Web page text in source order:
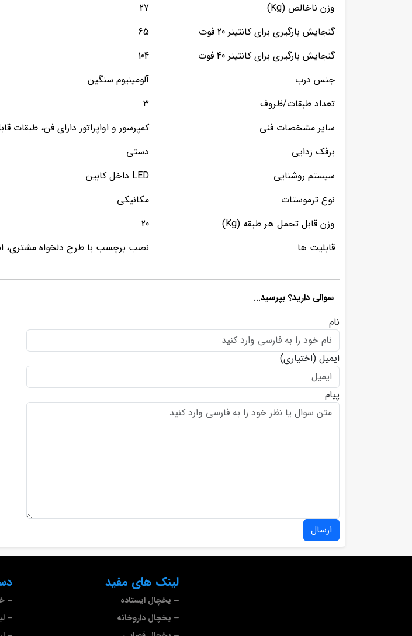
وزن ناخالص (Kg)
27
گنجایش بارگیری برای کانتینر 20 فوت
65
گنجایش بارگیری برای کانتینر 40 فوت
104
جنس درب
آلومینیوم سنگین
تعداد طبقات/ظروف
3
سایر مشخصات فنی
کمپرسور و اواپراتور دارای فن،
برفک زدایی
دستی
سیستم روشنایی
LED داخل کابین
نوع ترموستات
مکانیکی
وزن قابل تحمل هر طبقه (Kg)
20
قابلیت ها
نصب برچسب با طرح دلخواه مشتری،
سوالی دارید؟ بپرسید...
نام
ایمیل (اختیاری)
پیام
ارسال
لینک های مفید
یخچال ایستاده
یخچال داروخانه